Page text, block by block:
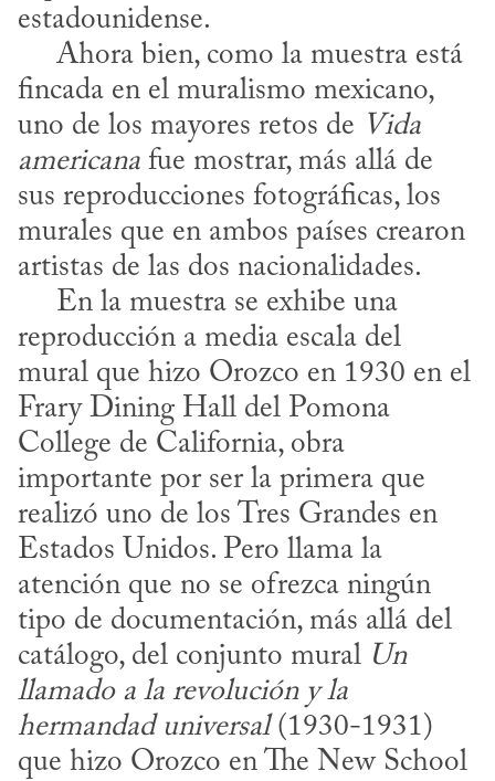
estadounidense.
fincada en el muralismo mexicano,
uno de los mayores retos de Vida
americana fue mostrar, más allá de
sus reproducciones fotográficas, los
murales que en ambos países crearon
artistas de las dos nacionalidades.
reproducción a media escala del
mural que hizo Orozco en 1930 en el
Frary Dining Hall del Pomona
College de California, obra
importante por ser la primera que
realizó uno de los Tres Grandes en
Estados Unidos. Pero llama la
atención que no se ofrezca ningún
tipo de documentación, más allá del
catálogo, del conjunto mural Un
llamado a la revolución y la
hermandad universal (1930-1931)
que hizo Orozco en The New School